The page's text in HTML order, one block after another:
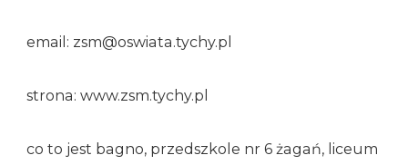
email: zsm@oswiata.tychy.pl
strona: www.zsm.tychy.pl
co to jest bagno, przedszkole nr 6 żagań, liceum